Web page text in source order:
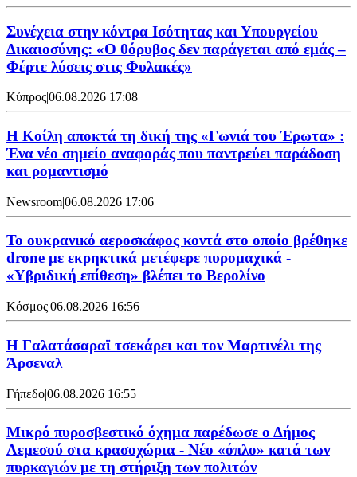
Συνέχεια στην κόντρα Ισότητας και Υπουργείου
Δικαιοσύνης: «Ο θόρυβος δεν παράγεται από εμάς –
Φέρτε λύσεις στις Φυλακές»
Κύπρος|06.08.2026 17:08
Η Κοίλη αποκτά τη δική της «Γωνιά του Έρωτα» :
Ένα νέο σημείο αναφοράς που παντρεύει παράδοση
και ρομαντισμό
Newsroom|06.08.2026 17:06
Το ουκρανικό αεροσκάφος κοντά στο οποίο βρέθηκε
drone με εκρηκτικά μετέφερε πυρομαχικά -
«Υβριδική επίθεση» βλέπει το Βερολίνο
Κόσμος|06.08.2026 16:56
H Γαλατάσαραϊ τσεκάρει και τον Μαρτινέλι της
Άρσεναλ
Γήπεδο|06.08.2026 16:55
Μικρό πυροσβεστικό όχημα παρέδωσε ο Δήμος
Λεμεσού στα κρασοχώρια - Νέο «όπλο» κατά των
πυρκαγιών με τη στήριξη των πολιτών